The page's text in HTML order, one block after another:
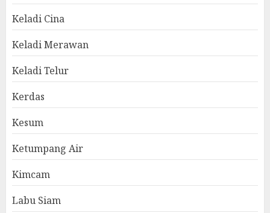
Keladi Cina
Keladi Merawan
Keladi Telur
Kerdas
Kesum
Ketumpang Air
Kimcam
Labu Siam